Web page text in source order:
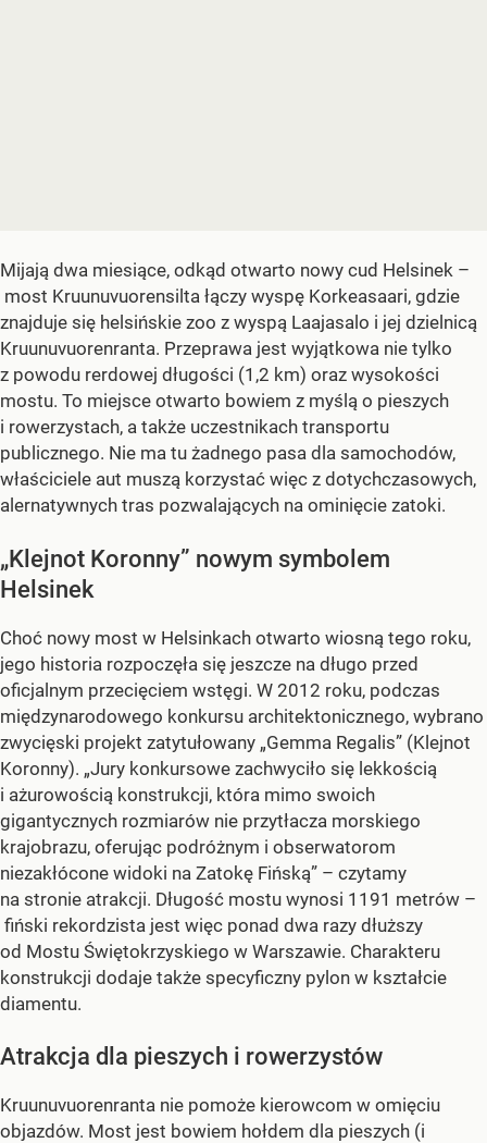
Mijają dwa miesiące, odkąd otwarto nowy cud Helsinek –
most Kruunuvuorensilta łączy wyspę Korkeasaari, gdzie
znajduje się helsińskie zoo z wyspą Laajasalo i jej dzielnicą
Kruunuvuorenranta. Przeprawa jest wyjątkowa nie tylko
z powodu rerdowej długości (1,2 km) oraz wysokości
mostu. To miejsce otwarto bowiem z myślą o pieszych
i rowerzystach, a także uczestnikach transportu
publicznego. Nie ma tu żadnego pasa dla samochodów,
właściciele aut muszą korzystać więc z dotychczasowych,
alernatywnych tras pozwalających na ominięcie zatoki.
„Klejnot Koronny” nowym symbolem
Helsinek
Choć nowy most w Helsinkach otwarto wiosną tego roku,
jego historia rozpoczęła się jeszcze na długo przed
oficjalnym przecięciem wstęgi. W 2012 roku, podczas
międzynarodowego konkursu architektonicznego, wybrano
zwycięski projekt zatytułowany „Gemma Regalis” (Klejnot
Koronny). „Jury konkursowe zachwyciło się lekkością
i ażurowością konstrukcji, która mimo swoich
gigantycznych rozmiarów nie przytłacza morskiego
krajobrazu, oferując podróżnym i obserwatorom
niezakłócone widoki na Zatokę Fińską” – czytamy
na stronie atrakcji. Długość mostu wynosi 1191 metrów –
fiński rekordzista jest więc ponad dwa razy dłuższy
od Mostu Świętokrzyskiego w Warszawie. Charakteru
konstrukcji dodaje także specyficzny pylon w kształcie
diamentu.
Atrakcja dla pieszych i rowerzystów
Kruunuvuorenranta nie pomoże kierowcom w omięciu
objazdów. Most jest bowiem hołdem dla pieszych (i